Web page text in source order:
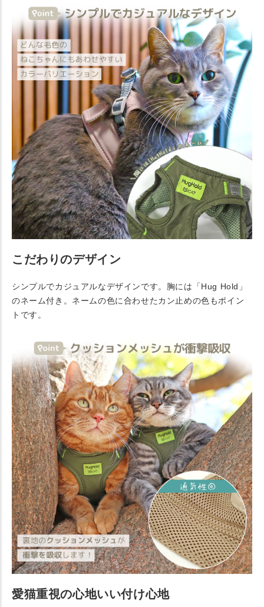
こだわりのデザイン
シンプルでカジュアルなデザインです。胸には「Hug Hold」
のネーム付き。ネームの色に合わせたカン止めの色もポイン
トです。
愛猫重視の心地いい付け心地